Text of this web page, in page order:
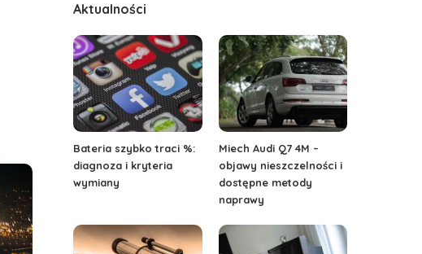
Aktualności
Bateria szybko traci %:
diagnoza i kryteria
wymiany
Miech Audi Q7 4M –
objawy nieszczelności i
dostępne metody
naprawy